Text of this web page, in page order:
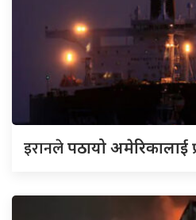
इरानलेपठायो अमेरिकालाई